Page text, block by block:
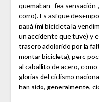
quemaban -fea
corro). Es así que
papá (mi bicicleta la
un accidente que tuve) y
trasero adolorido por la
montar bicicleta), pero
al caballito de acero,
glorias del ciclismo
han sido, generalmente,